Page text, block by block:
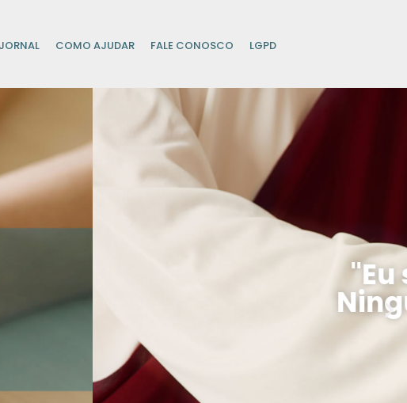
JORNAL COMO AJUDAR FALE CONOSCO LGPD
e a Vida.
por mim."